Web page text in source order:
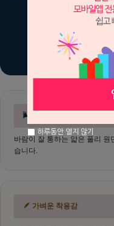
시원한
얇고 가벼운 폴
🌬 뛰어난 통기성
바람이 잘 통하는 얇은 폴리
습니다.
🪶 가벼운 착용감
하루동안 열지 않기